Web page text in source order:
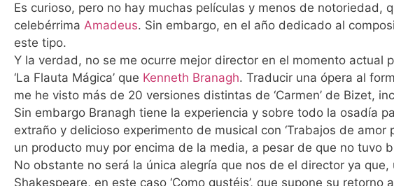
Es curioso, pero no hay muchas películas y menos de notoriedad,
celebérrima Amadeus. Sin embargo, en el año dedicado al
este tipo.
Y la verdad, no se me ocurre mejor director en el momento actual
‘La Flauta Mágica’ que Kenneth Branagh. Traducir una ópera al
me he visto más de 20 versiones distintas de ‘Carmen’ de Bizet,
Sin embargo Branagh tiene la experiencia y sobre todo la osadía
extraño y delicioso experimento de musical con ‘Trabajos de
un producto muy por encima de la media, a pesar de que no tuvo
No obstante no será la única alegría que nos de el director ya
Shakespeare, en este caso ‘Como gustéis’, que supone su retorno